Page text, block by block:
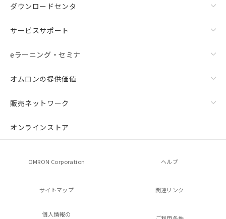
ダウンロードセンタ
サービスサポート
eラーニング・セミナ
オムロンの提供価値
販売ネットワーク
オンラインストア
OMRON Corporation ヘルプ
サイトマップ 関連リンク
個人情報の